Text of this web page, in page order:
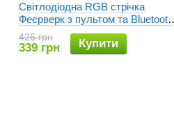
Світлодіодна RGB стрічка
Феєрверк з пультом та Bluetooth
від USB, 5V 213 LED
426 грн
339 грн Купити